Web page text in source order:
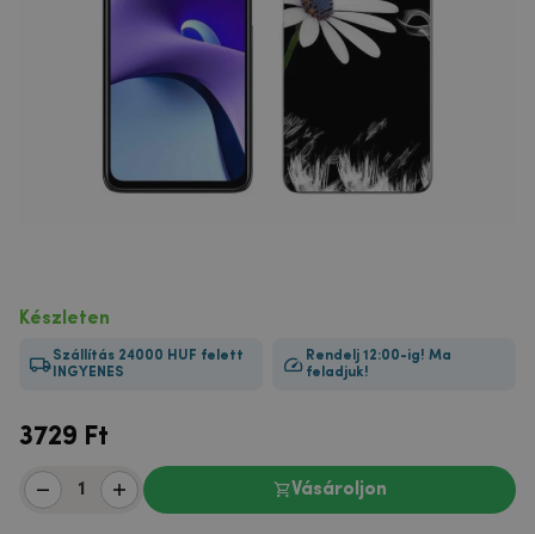
Készleten
Szállítás 24000 HUF felett
INGYENES
Rendelj 12:00-ig! Ma
feladjuk!
3729 Ft
Vásároljon